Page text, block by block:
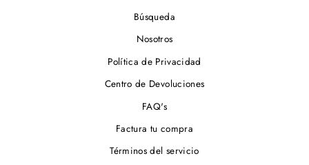
Búsqueda
Nosotros
Política de Privacidad
Centro de Devoluciones
FAQ's
Factura tu compra
Términos del servicio